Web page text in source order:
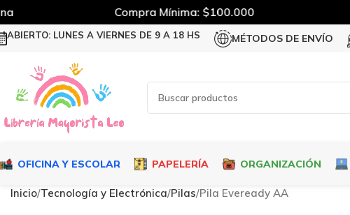
ABIERTO: LUNES A VIERNES DE 9 A 18 HS MÉTODOS DE ENVÍO
OFICINA Y ESCOLAR PAPELERÍA ORGANIZACIÓN
Inicio Tecnología y Electrónica Pilas Pila Eveready AA
Compra Mínima: $100.000